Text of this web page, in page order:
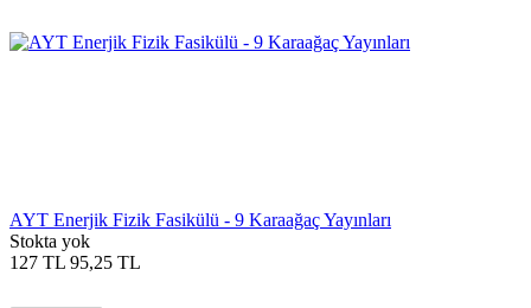
AYT Enerjik Fizik Fasikülü - 9 Karaağaç Yayınları
Stokta yok
127 TL 95,25 TL